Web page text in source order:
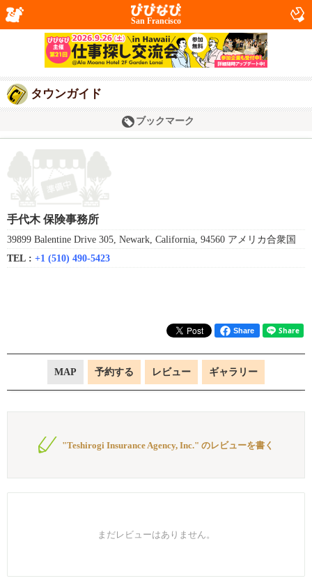
San Francisco
タウンガイド
ブックマーク
手代木 保険事務所
39899 Balentine Drive 305, Newark, California, 94560 アメリカ合衆国
TEL : +1 (510) 490-5423
Share
MAP 予約する レビュー ギャラリー
"Teshirogi Insurance Agency, Inc." のレビューを書く
まだレビューはありません。